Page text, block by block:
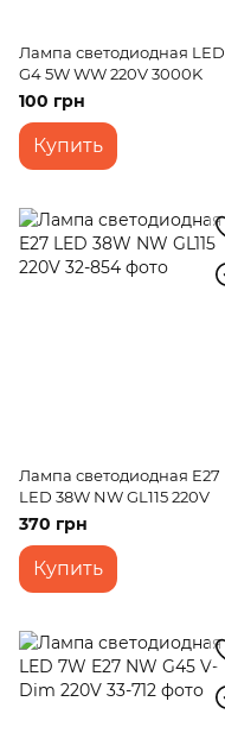
Лампа светодиодная LED
G4 5W WW 220V 3000K
100 грн
Купить
Лампа светодиодная E27
LED 38W NW GL115 220V
370 грн
Купить